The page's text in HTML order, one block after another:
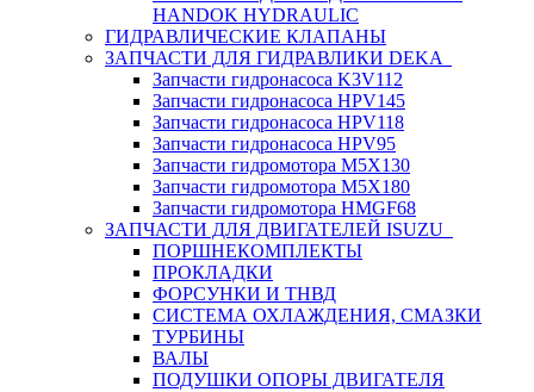
HANDOK HYDRAULIC
ГИДРАВЛИЧЕСКИЕ КЛАПАНЫ
ЗАПЧАСТИ ДЛЯ ГИДРАВЛИКИ DEKA
Запчасти гидронасоса K3V112
Запчасти гидронасоса HPV145
Запчасти гидронасоса HPV118
Запчасти гидронасоса HPV95
Запчасти гидромотора M5X130
Запчасти гидромотора M5X180
Запчасти гидромотора HMGF68
ЗАПЧАСТИ ДЛЯ ДВИГАТЕЛЕЙ ISUZU
ПОРШНЕКОМПЛЕКТЫ
ПРОКЛАДКИ
ФОРСУНКИ И ТНВД
СИСТЕМА ОХЛАЖДЕНИЯ, СМАЗКИ
ТУРБИНЫ
ВАЛЫ
ПОДУШКИ ОПОРЫ ДВИГАТЕЛЯ